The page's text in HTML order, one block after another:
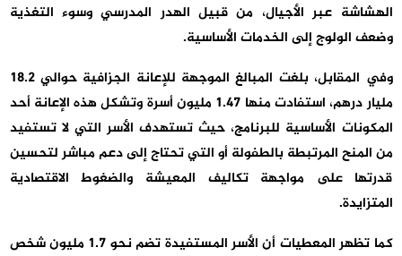
الهشاشة عبر الأجيال، من قبيل الهدر المدرسي وسوء التغذية
وضعف الولوج إلى الخدمات الأساسية.
وفي المقابل، بلغت المبالغ الموجهة للإعانة الجزافية حوالي 18.2
مليار درهم، استفادت منها 1.47 مليون أسرة وتشكل هذه الإعانة أحد
المكونات الأساسية للبرنامج، حيث تستهدف الأسر التي لا تستفيد
من المنح المرتبطة بالطفولة أو التي تحتاج إلى دعم مباشر لتحسين
قدرتها على مواجهة تكاليف المعيشة والضغوط الاقتصادية
المتزايدة.
كما تظهر المعطيات أن الأسر المستفيدة تضم نحو 1.7 مليون شخص